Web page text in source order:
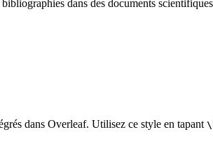
dans des documents
dans Overleaf. Utilisez ce style en tapant